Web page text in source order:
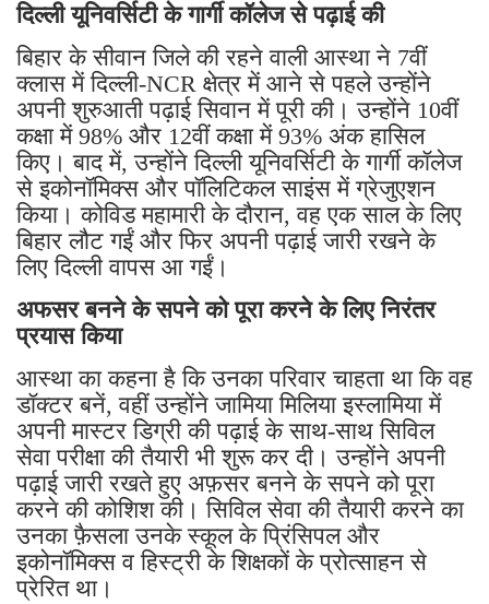
दिल्ली यूनिवर्सिटी के गार्गी कॉलेज से पढ़ाई की
बिहार के सीवान जिले की रहने वाली आस्था ने 7वीं
क्लास में दिल्ली-NCR क्षेत्र में आने से पहले उन्होंने
अपनी शुरुआती पढ़ाई सिवान में पूरी की। उन्होंने 10वीं
कक्षा में 98% और 12वीं कक्षा में 93% अंक हासिल
किए। बाद में, उन्होंने दिल्ली यूनिवर्सिटी के गार्गी कॉलेज
से इकोनॉमिक्स और पॉलिटिकल साइंस में ग्रेजुएशन
किया। कोविड महामारी के दौरान, वह एक साल के लिए
बिहार लौट गईं और फिर अपनी पढ़ाई जारी रखने के
लिए दिल्ली वापस आ गईं।
अफसर बनने के सपने को पूरा करने के लिए निरंतर
प्रयास किया
आस्था का कहना है कि उनका परिवार चाहता था कि वह
डॉक्टर बनें, वहीं उन्होंने जामिया मिलिया इस्लामिया में
अपनी मास्टर डिग्री की पढ़ाई के साथ-साथ सिविल
सेवा परीक्षा की तैयारी भी शुरू कर दी। उन्होंने अपनी
पढ़ाई जारी रखते हुए अफ़सर बनने के सपने को पूरा
करने की कोशिश की। सिविल सेवा की तैयारी करने का
उनका फ़ैसला उनके स्कूल के प्रिंसिपल और
इकोनॉमिक्स व हिस्ट्री के शिक्षकों के प्रोत्साहन से
प्रेरित था।